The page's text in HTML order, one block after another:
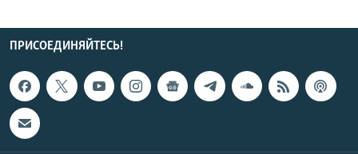
ПРИСОЕДИНЯЙТЕСЬ!